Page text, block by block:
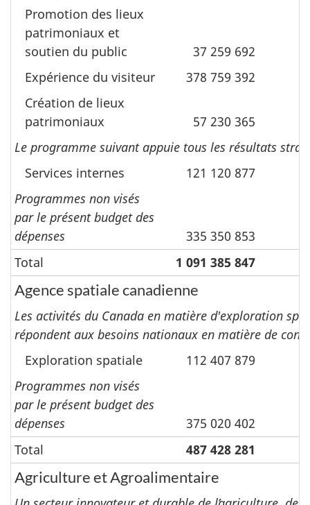
Promotion des lieux
patrimoniaux et
soutien du public
37 259 692
Expérience du visiteur
378 759 392
Création de lieux
patrimoniaux
57 230 365
Le programme suivant appuie tous les résultats
Services internes
121 120 877
Programmes non visés
par le présent budget des
dépenses
335 350 853
Total
1 091 385 847
Agence spatiale canadienne
Les activités du Canada en matière d'exploration
répondent aux besoins nationaux en matière de
Exploration spatiale
112 407 879
Programmes non visés
par le présent budget des
dépenses
375 020 402
Total
487 428 281
Agriculture et Agroalimentaire